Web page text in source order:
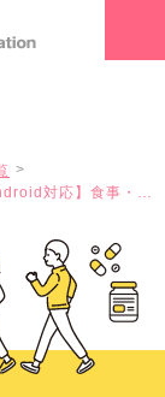
対応】食事・運